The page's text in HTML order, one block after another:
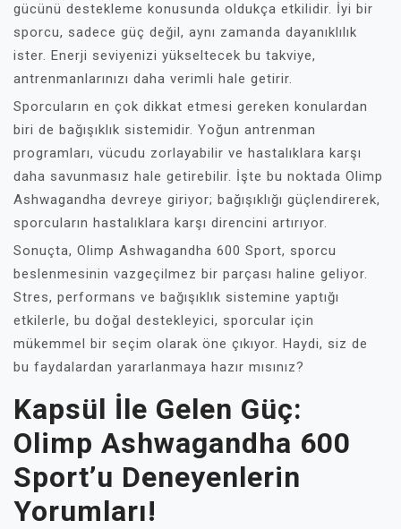
gücünü destekleme konusunda oldukça etkilidir. İyi bir
sporcu, sadece güç değil, aynı zamanda dayanıklılık
ister. Enerji seviyenizi yükseltecek bu takviye,
antrenmanlarınızı daha verimli hale getirir.
Sporcuların en çok dikkat etmesi gereken konulardan
biri de bağışıklık sistemidir. Yoğun antrenman
programları, vücudu zorlayabilir ve hastalıklara karşı
daha savunmasız hale getirebilir. İşte bu noktada Olimp
Ashwagandha devreye giriyor; bağışıklığı güçlendirerek,
sporcuların hastalıklara karşı direncini artırıyor.
Sonuçta, Olimp Ashwagandha 600 Sport, sporcu
beslenmesinin vazgeçilmez bir parçası haline geliyor.
Stres, performans ve bağışıklık sistemine yaptığı
etkilerle, bu doğal destekleyici, sporcular için
mükemmel bir seçim olarak öne çıkıyor. Haydi, siz de
bu faydalardan yararlanmaya hazır mısınız?
Kapsül İle Gelen Güç:
Olimp Ashwagandha 600
Sport’u Deneyenlerin
Yorumları!